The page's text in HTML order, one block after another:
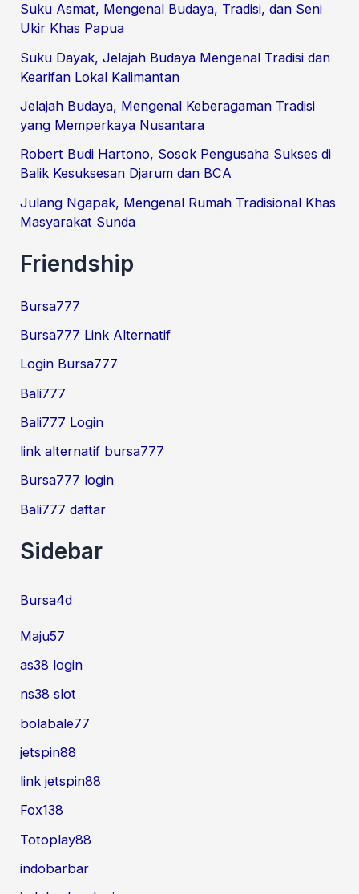
Suku Asmat, Mengenal Budaya, Tradisi, dan Seni
Ukir Khas Papua
Suku Dayak, Jelajah Budaya Mengenal Tradisi dan
Kearifan Lokal Kalimantan
Jelajah Budaya, Mengenal Keberagaman Tradisi
yang Memperkaya Nusantara
Robert Budi Hartono, Sosok Pengusaha Sukses di
Balik Kesuksesan Djarum dan BCA
Julang Ngapak, Mengenal Rumah Tradisional Khas
Masyarakat Sunda
Friendship
Bursa777
Bursa777 Link Alternatif
Login Bursa777
Bali777
Bali777 Login
link alternatif bursa777
Bursa777 login
Bali777 daftar
Sidebar
Bursa4d
Maju57
as38 login
ns38 slot
bolabale77
jetspin88
link jetspin88
Fox138
Totoplay88
indobarbar